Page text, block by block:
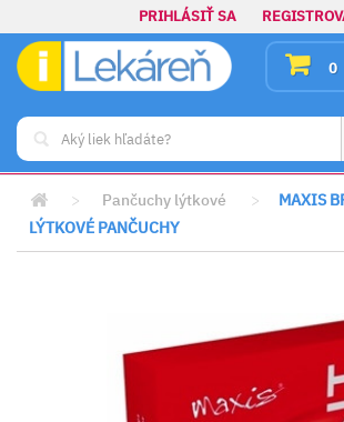
PRIHLÁSIŤ SA
0
> Pančuchy lýtkové >
MAXIS
LÝTKOVÉ PANČUCHY